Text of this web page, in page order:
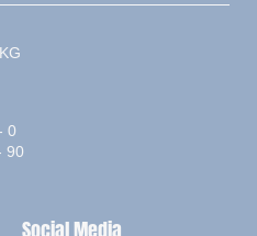
0
90